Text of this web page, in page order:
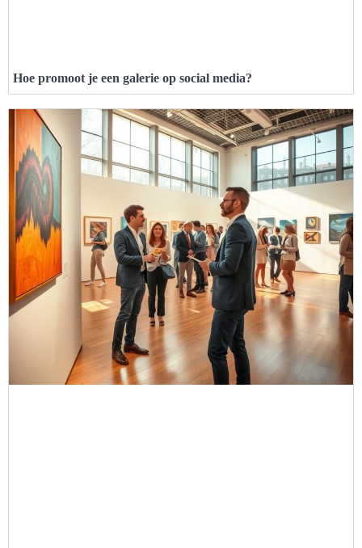
Hoe promoot je een galerie op social media?